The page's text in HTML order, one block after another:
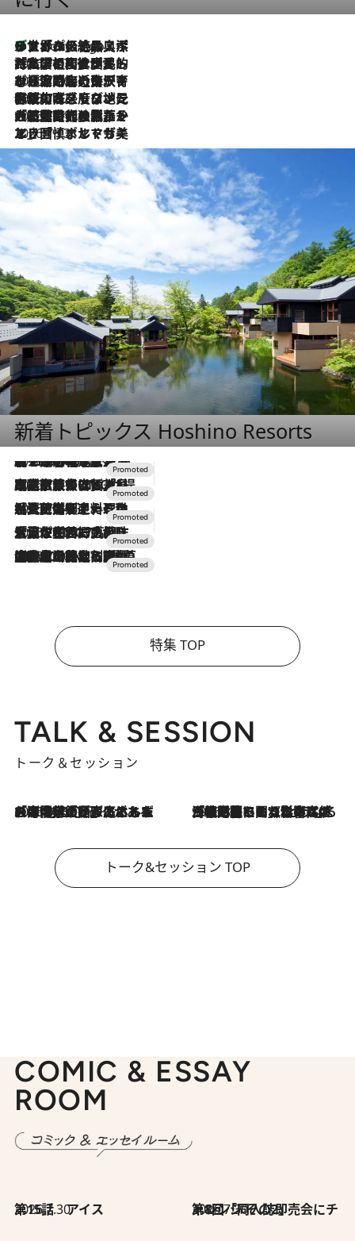
9 Hours Ago
リスボンの絶品スイーツ「パステル・デ・ナタ」とは？ポルトガル伝統の奥深い世界へ
2026.7.27
「私の祖国はポルトガル語です」国民的詩人フェルナンド・ペソアと、彼が愛した文学の街を歩く
2026.7.26
ポルトガル近海が育む極上の海の幸。キリリと冷えた白ワインと愉しむ、シーフード専門店の贅沢
2026.7.22
伝統の味をモダンに昇華。高感度な地元客が集う、リスボンの最旬ガストロノミー
2026.7.21
大航海時代の栄華から、震災、独裁、そして革命へ。ポルトガル・首都リスボンの石畳に刻まれた「歴史の光と影」
2026.7.13
エッセイ・ヤマザキマリ「慎ましくも美しき国 ポルトガル」
新着トピックス Hoshino Resorts
2026.8.7
【トンボの足水浴】ヒノキの香りに包まれて涼感マックス！約13℃の湧水かけ流しを避暑地「星野温泉 トンボの湯」で体験
2026.7.31
【ホテル帰省】という選択肢をOMOが提案。家族とほどよい距離を保つには「昼は実家、夜は気兼ねなくホテルで！」
2026.7.24
【夏限定ディナーコース】旬を迎える稚鮎や花ズッキーニなどをイタリア・トスカーナの郷土料理の手法で満喫！
2026.7.17
「土佐和ハーブかき氷」がOMO7高知に登場！生姜、山椒、大葉など目にも舌にも涼を呼ぶ郷土の味
2026.7.10
NEW OPEN！【界 草津】名湯の地に誕生。趣の異なる2種の温泉と上州ならではの会席・蕎麦割烹など美食を味わう究極の癒やし旅
特集 TOP
TALK & SESSION
トーク＆セッション
2026.8.3
「今後値上げがあるとすれば…」「リスクがあるのは今年の冬」エネルギー専門家が語る、ホルムズ海峡封鎖が家庭にもたらす“ある心配” 2026.8.3
「住宅建てられない…」「サーチャージ料の高値が続いている」ホルムズ海峡封鎖による影響はいつまで続く？《エネルギー専門家に聞く“どうなる日本の暮らし”》
トーク&セッション TOP
COMIC & ESSAY
ROOM
2026.7.30
第15話 アイス 2026.7.30
第8回「同人誌即売会にチャレンジ その2」